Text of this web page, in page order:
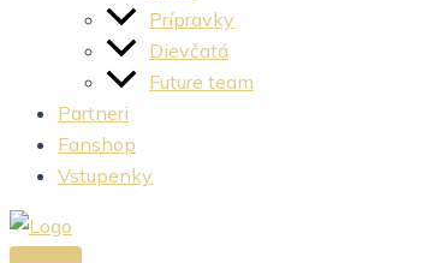
Prípravky
Dievčatá
Future team
Partneri
Fanshop
Vstupenky